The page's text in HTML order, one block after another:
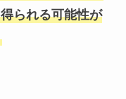
られる可能性が